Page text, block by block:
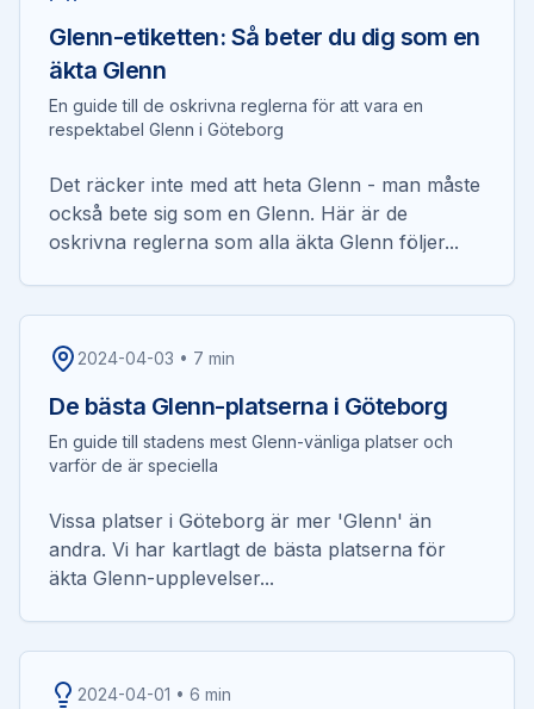
Glenn-etiketten: Så beter du dig som en
äkta Glenn
En guide till de oskrivna reglerna för att vara en
respektabel Glenn i Göteborg
Det räcker inte med att heta Glenn - man måste
också bete sig som en Glenn. Här är de
oskrivna reglerna som alla äkta Glenn följer...
2024-04-03 • 7 min
De bästa Glenn-platserna i Göteborg
En guide till stadens mest Glenn-vänliga platser och
varför de är speciella
Vissa platser i Göteborg är mer 'Glenn' än
andra. Vi har kartlagt de bästa platserna för
äkta Glenn-upplevelser...
2024-04-01 • 6 min